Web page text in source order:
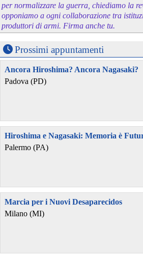
per normalizzare la guerra, chiediamo la
opponiamo a ogni collaborazione tra
produttori di armi. Firma anche tu.
Prossimi appuntamenti
Ancora Hiroshima? Ancora Nagasaki?
Padova (PD)
Hiroshima e Nagasaki: Memoria è
Palermo (PA)
Marcia per i Nuovi Desaparecidos
Milano (MI)